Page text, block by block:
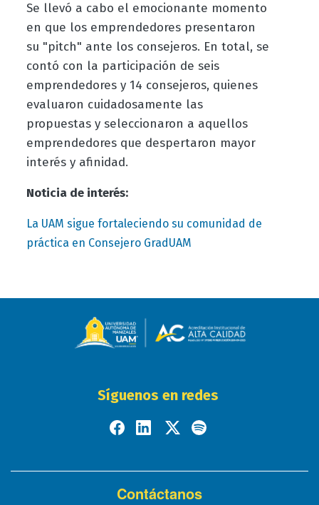
Se llevó a cabo el emocionante momento
en que los emprendedores presentaron
su "pitch" ante los consejeros. En total, se
contó con la participación de seis
emprendedores y 14 consejeros, quienes
evaluaron cuidadosamente las
propuestas y seleccionaron a aquellos
emprendedores que despertaron mayor
interés y afinidad.
Noticia de interés:
La UAM sigue fortaleciendo su comunidad de
práctica en Consejero GradUAM
Síguenos en redes
Contáctanos